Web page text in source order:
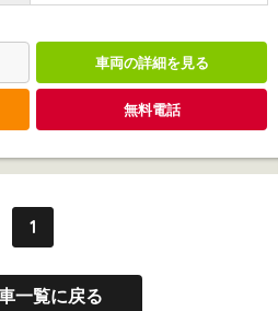
車両の詳細を見る
無料電話
1
一覧に戻る